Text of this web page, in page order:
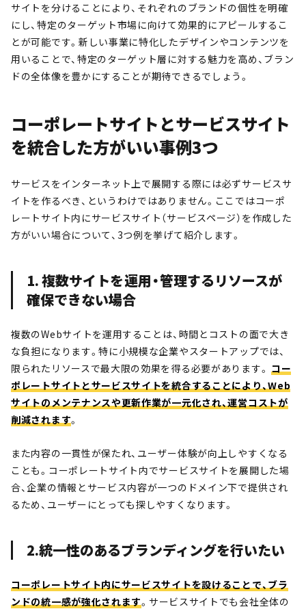
サイトを分けることにより、それぞれのブランドの個性を明確
にし、特定のターゲット市場に向けて効果的にアピールするこ
とが可能です。新しい事業に特化したデザインやコンテンツを
用いることで、特定のターゲット層に対する魅力を高め、ブラン
ドの全体像を豊かにすることが期待できるでしょう。
コーポレートサイトとサービスサイト
を統合した方がいい事例3つ
サービスをインターネット上で展開する際には必ずサービスサ
イトを作るべき、というわけではありません。ここではコーポ
レートサイト内にサービスサイト（サービスページ）を作成した
方がいい場合について、3つ例を挙げて紹介します。
1. 複数サイトを運用・管理するリソースが
確保できない場合
複数のWebサイトを運用することは、時間とコストの面で大き
な負担になります。特に小規模な企業やスタートアップでは、
限られたリソースで最大限の効果を得る必要があります。 コー
ポレートサイトとサービスサイトを統合することにより、Web
サイトのメンテナンスや更新作業が一元化され、運営コストが
削減されます。
また内容の一貫性が保たれ、ユーザー体験が向上しやすくなる
ことも。コーポレートサイト内でサービスサイトを展開した場
合、企業の情報とサービス内容が一つのドメイン下で提供され
るため、ユーザーにとっても探しやすくなります。
2.統一性のあるブランディングを行いたい
コーポレートサイト内にサービスサイトを設けることで、ブラ
ンドの統一感が強化されます。サービスサイトでも会社全体の